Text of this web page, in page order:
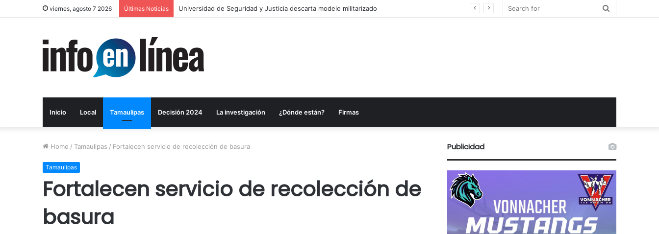
viernes, agosto 7 2026 Últimas Noticias Universidad de Seguridad y Justicia descarta modelo militarizado
Inicio Local Tamaulipas Decisión 2024 La investigación ¿Dónde están? Firmas
Home / Tamaulipas / Fortalecen servicio de recolección de basura
Tamaulipas
Fortalecen servicio de recolección de
basura
Publicidad